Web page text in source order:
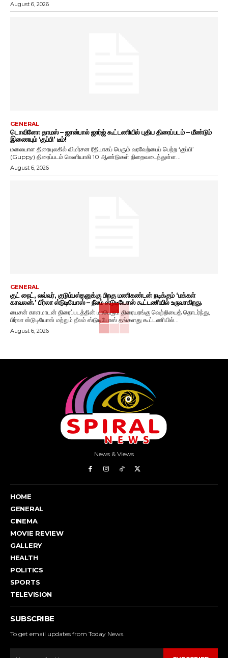
August 6, 2026
GENERAL
டொவினோ தாமஸ் – ஜான்பால் ஜார்ஜ் கூட்டணியில் புதிய திரைப்படம் – மீண்டும்
இணையும் ‘குப்பி’ டீம்!
மலையாள திரையுலகில் விமர்சன ரீதியாகப் பெரும் வரவேற்பைப் பெற்ற ‘குப்பி’
(Guppy) திரைப்படம் வெளியாகி 10 ஆண்டுகள் நிறைவடைந்துள்ள...
August 6, 2026
GENERAL
குட் நைட், லவ்வர், குடும்பஸ்தனுக்கு பிறகு மணிகண்டன் நடிக்கும் ‘மக்கள்
காவலன்.’ பிர்லா ஸ்டுடியோஸ் – நீலம் ஸ்டுடியோஸ் கூட்டணியில் உருவாகிறது.
பைசன் காளமாடன் திரைப்படத்தின் மாபெரும் திரையரங்கு வெற்றியைத் தொடர்ந்து,
பிர்லா ஸ்டுடியோஸ் மற்றும் நீலம் ஸ்டுடியோஸ் தங்களது கூட்டணியில்...
August 6, 2026
News & Views
HOME
GENERAL
CINEMA
MOVIE REVIEW
GALLERY
HEALTH
POLITICS
SPORTS
TELEVISION
SUBSCRIBE
To get email updates from Today News.